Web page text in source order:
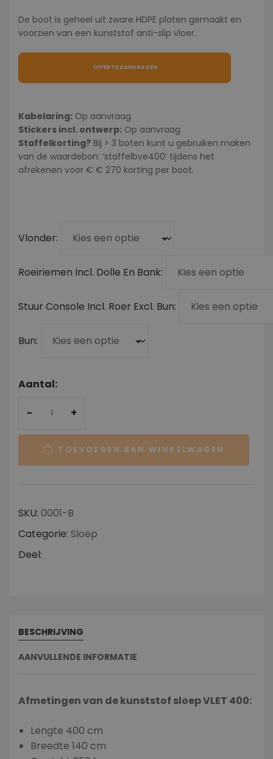
De boot is geheel uit zware HDPE platen gemaakt en
voorzien van een kunststof anti-slip vloer.
OFFERTE AANVRAGEN
Kabelaring: Op aanvraag
Stickers incl. ontwerp: Op aanvraag
Staffelkorting? Bij > 3 boten kunt u gebruiken maken
van de waardebon: ‘staffelbve400’ tijdens het
afrekenen voor € € 270 korting per boot.
Vlonder
Roeiriemen Incl. Dolle En Bank
Stuur Console Incl. Roer Excl. Bun
Bun
Aantal:
- +
TOEVOEGEN AAN WINKELWAGEN
SKU: 0001-B
Categorie: Sloep
Deel:
BESCHRIJVING
AANVULLENDE INFORMATIE
Afmetingen van de kunststof sloep VLET 400:
Lengte 400 cm
Breedte 140 cm